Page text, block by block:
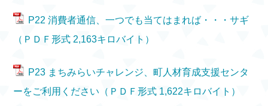
P22 消費者通信、一つでも当てはまれば・・・サギ
（ＰＤＦ形式 2,163キロバイト）
P23 まちみらいチャレンジ、町人材育成支援センタ
ーをご利用ください（ＰＤＦ形式 1,622キロバイト）